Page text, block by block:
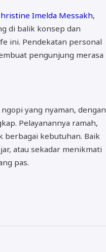
Imelda Messakh,
di balik konsep dan
ini. Pendekatan personal
pengunjung merasa
yang nyaman, dengan
Pelayanannya ramah,
berbagai kebutuhan. Baik
atau sekadar menikmati
pas.